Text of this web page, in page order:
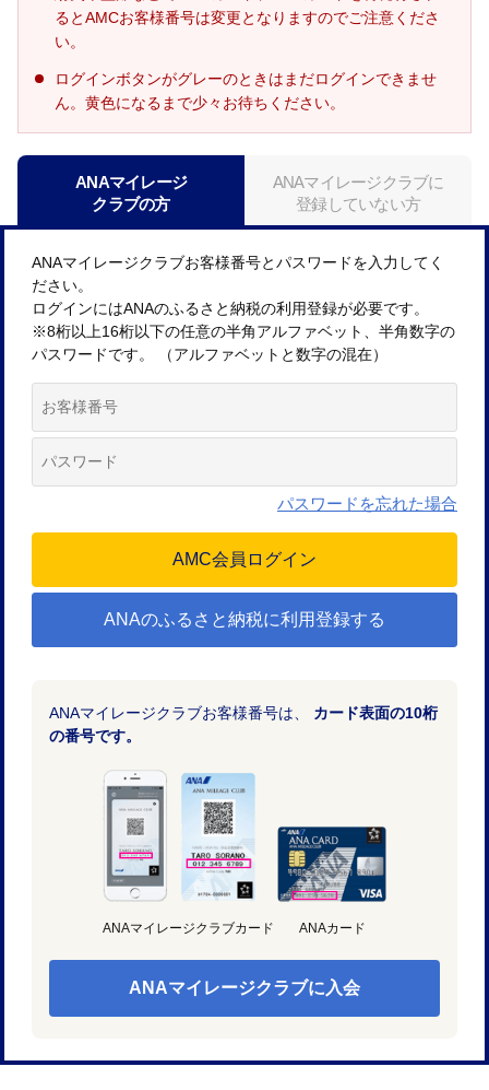
るとAMCお客様番号は変更となりますのでご注意くださ
い。
ログインボタンがグレーのときはまだログインできませ
ん。黄色になるまで少々お待ちください。
ANAマイレージ
クラブの方
ANAマイレージクラブに
登録していない方
ANAマイレージクラブお客様番号とパスワードを入力してく
ださい。
ログインにはANAのふるさと納税の利用登録が必要です。
※8桁以上16桁以下の任意の半角アルファベット、半角数字の
パスワードです。 （アルファベットと数字の混在）
パスワードを忘れた場合
ANAのふるさと納税に利用登録する
ANAマイレージクラブお客様番号は、 カード表面の10桁
の番号です。
ANAマイレージクラブカード ANAカード
ANAマイレージクラブに入会